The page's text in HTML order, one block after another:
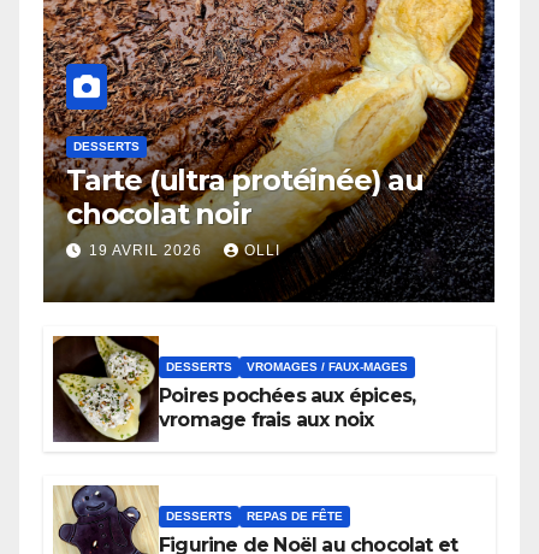
DESSERTS
Tarte (ultra protéinée) au
chocolat noir
19 AVRIL 2026 OLLI
DESSERTS VROMAGES / FAUX-MAGES
Poires pochées aux épices,
vromage frais aux noix
DESSERTS REPAS DE FÊTE
Figurine de Noël au chocolat et